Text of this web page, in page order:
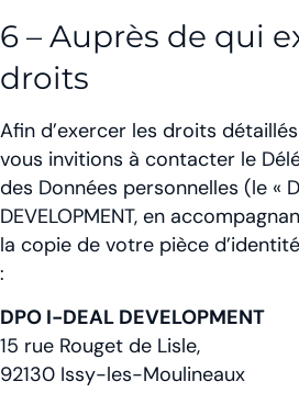
6 – Auprès de qui
droits
Afin d’exercer les droits
vous invitions à contacter le
des Données personnelles (le «
DEVELOPMENT, en
la copie de votre pièce
:
DPO I-DEAL DEVELOPMENT
15 rue Rouget de Lisle,
92130 Issy-les-Moulineaux